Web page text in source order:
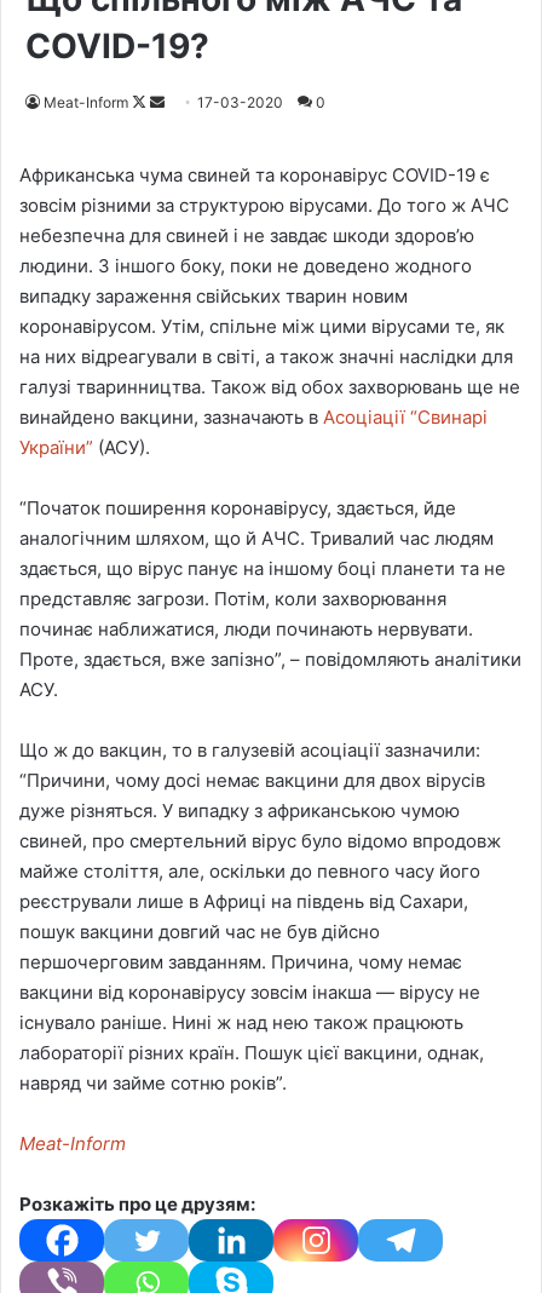
COVID-19?
Meat-Inform
F
l
o
w
o
n
X
a
n
e
m
a
i
l
17-03-2020 0
Африканська чума свиней та коронавірус COVID-19 є
зовсім різними за структурою вірусами. До того ж АЧС
небезпечна для свиней і не завдає шкоди здоров’ю
людини. З іншого боку, поки не доведено жодного
випадку зараження свійських тварин новим
коронавірусом. Утім, спільне між цими вірусами те, як
на них відреагували в світі, а також значні наслідки для
галузі тваринництва. Також від обох захворювань ще не
винайдено вакцини, зазначають в Асоціації “Свинарі
України” (АСУ).
“Початок поширення коронавірусу, здається, йде
аналогічним шляхом, що й АЧС. Тривалий час людям
здається, що вірус панує на іншому боці планети та не
представляє загрози. Потім, коли захворювання
починає наближатися, люди починають нервувати.
Проте, здається, вже запізно”, – повідомляють аналітики
АСУ.
Що ж до вакцин, то в галузевій асоціації зазначили:
“Причини, чому досі немає вакцини для двох вірусів
дуже різняться. У випадку з африканською чумою
свиней, про смертельний вірус було відомо впродовж
майже століття, але, оскільки до певного часу його
реєстрували лише в Африці на південь від Сахари,
пошук вакцини довгий час не був дійсно
першочерговим завданням. Причина, чому немає
вакцини від коронавірусу зовсім інакша — вірусу не
існувало раніше. Нині ж над нею також працюють
лабораторії різних країн. Пошук цієї вакцини, однак,
навряд чи займе сотню років”.
Meat-Inform
Розкажіть про це друзям: